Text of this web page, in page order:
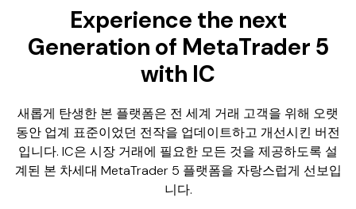
Experience the next
Generation of MetaTrader 5
with IC
새롭게 탄생한 본 플랫폼은 전 세계 거래 고객을 위해 오랫
동안 업계 표준이었던 전작을 업데이트하고 개선시킨 버전
입니다. IC은 시장 거래에 필요한 모든 것을 제공하도록 설
계된 본 차세대 MetaTrader 5 플랫폼을 자랑스럽게 선보입
니다.